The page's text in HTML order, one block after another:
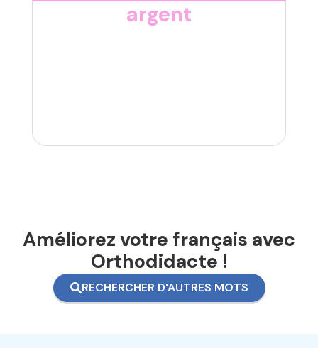
argent
Améliorez votre français avec
Orthodidacte !
RECHERCHER D'AUTRES MOTS